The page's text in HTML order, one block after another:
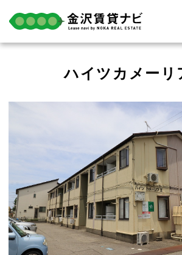
ハイツカメーリ